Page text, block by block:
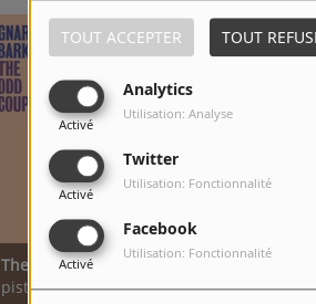
TOUT ACCEPTER TOUT
Analytics
Activé
Utilisation: Analyse
Twitter
Activé
Utilisation: Fonctionnalité
Facebook
Activé
Utilisation: Fonctionnalité
The Odd Couple
pistes